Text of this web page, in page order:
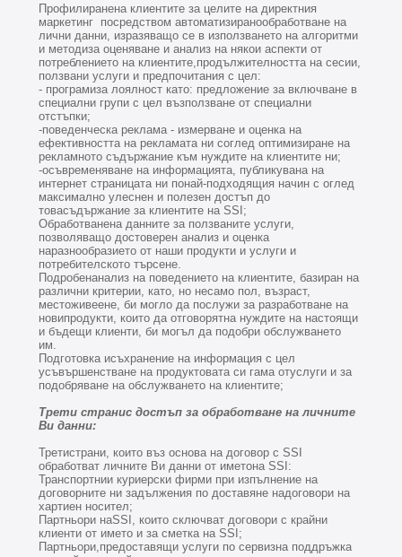
Профилиранена клиентите за целите на директния
маркетинг посредством автоматизиранообработване на
лични данни, изразяващо се в използването на алгоритми
и методиза оценяване и анализ на някои аспекти от
потреблението на клиентите,продължителността на сесии,
ползвани услуги и предпочитания с цел:
- програмиза лоялност като: предложение за включване в
специални групи с цел възползване от специални
отстъпки;
-поведенческа реклама - измерване и оценка на
ефективността на рекламата ни соглед оптимизиране на
рекламното съдържание към нуждите на клиентите ни;
-осъвременяване на информацията, публикувана на
интернет страницата ни понай-подходящия начин с оглед
максимално улеснен и полезен достъп до
товасъдържание за клиентите на SSI;
Обработванена данните за ползваните услуги,
позволяващо достоверен анализ и оценка
наразнообразието от наши продукти и услуги и
потребителското търсене.
Подробенанализ на поведението на клиентите, базиран на
различни критерии, като, но несамо пол, възраст,
местоживеене, би могло да послужи за разработване на
новипродукти, които да отговорятна нуждите на настоящи
и бъдещи клиенти, би могъл да подобри обслужването
им.
Подготовка исъхранение на информация с цел
усъвършенстване на продуктовата си гама отуслуги и за
подобряване на обслужването на клиентите;
Трети странис достъп за обработване на личните
Ви данни:
Третистрани, които въз основа на договор с SSI
обработват личните Ви данни от иметона SSI:
Транспортнии куриерски фирми при изпълнение на
договорните ни задължения по доставяне надоговори на
хартиен носител;
Партньори наSSI, които сключват договори с крайни
клиенти от името и за сметка на SSI;
Партньори,предоставящи услуги по сервизна поддръжка